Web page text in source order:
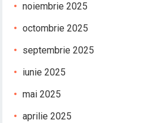
noiembrie 2025
octombrie 2025
septembrie 2025
iunie 2025
mai 2025
aprilie 2025